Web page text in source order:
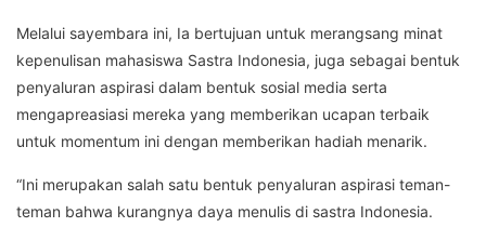
Melalui sayembara ini, Ia bertujuan untuk merangsang minat
kepenulisan mahasiswa Sastra Indonesia, juga sebagai bentuk
penyaluran aspirasi dalam bentuk sosial media serta
mengapreasiasi mereka yang memberikan ucapan terbaik
untuk momentum ini dengan memberikan hadiah menarik.
“Ini merupakan salah satu bentuk penyaluran aspirasi teman-
teman bahwa kurangnya daya menulis di sastra Indonesia.